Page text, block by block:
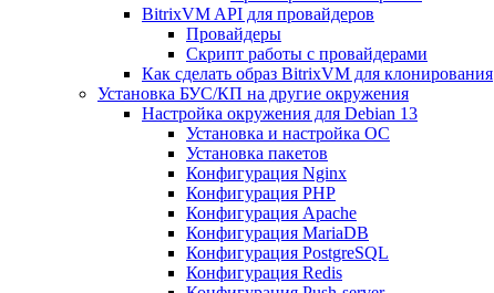
BitrixVM API для провайдеров
Провайдеры
Скрипт работы с провайдерами
Как сделать образ BitrixVM для клонирования
Установка БУС/КП на другие окружения
Настройка окружения для Debian 13
Установка и настройка ОС
Установка пакетов
Конфигурация Nginx
Конфигурация PHP
Конфигурация Apache
Конфигурация MariaDB
Конфигурация PostgreSQL
Конфигурация Redis